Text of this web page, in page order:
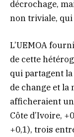
décrochage,
non triviale, qui
L’UEMOA
de cette
qui partagent
de change et
afficheraient
Côte d’Ivoire,
+0,1), trois